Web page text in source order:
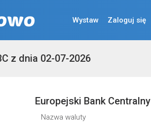
Wystaw Zaloguj się
z dnia 02-07-2026
Europejski Bank Centralny
Nazwa waluty